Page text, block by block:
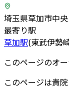
埼玉県草加市中
最寄り駅
草加駅(東武伊勢
このページのオ
このページは貴